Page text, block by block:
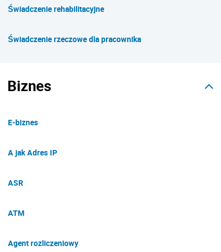
Świadczenie rehabilitacyjne
Świadczenie rzeczowe dla pracownika
Biznes
E-biznes
A jak Adres IP
ASR
ATM
Agent rozliczeniowy